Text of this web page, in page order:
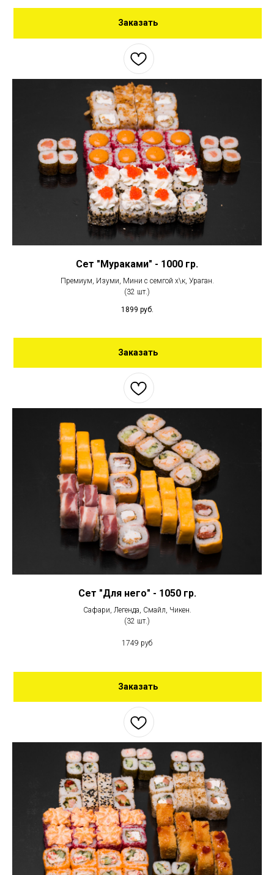
Заказать
Сет "Мураками" - 1000 гр.
Премиум, Изуми, Мини с семгой х\к, Ураган.
(32 шт.)
1899 руб.
Заказать
Сет "Для него" - 1050 гр.
Сафари, Легенда, Смайл, Чикен.
(32 шт.)
1749 руб
Заказать